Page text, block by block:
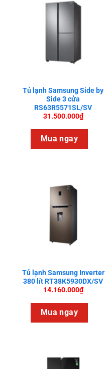
Tủ lạnh Samsung Side by
Side 3 cửa
RS63R5571SL/SV
31.500.000₫
Mua ngay
Tủ lạnh Samsung Inverter
380 lít RT38K5930DX/SV
14.160.000₫
Mua ngay